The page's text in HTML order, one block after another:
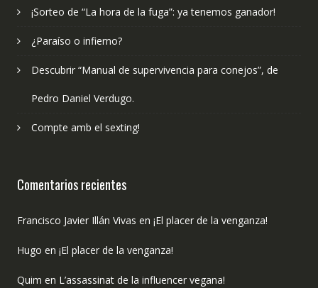
¡Sorteo de “La hora de la fuga”: ya tenemos ganador!
¿Paraíso o infierno?
Descubrir “Manual de supervivencia para conejos”, de
Pedro Daniel Verdugo.
Compte amb el sexting!
Comentarios recientes
Francisco Javier Illán Vivas en ¡El placer de la venganza!
Hugo en ¡El placer de la venganza!
Quim en L’assassinat de la influencer vegana!